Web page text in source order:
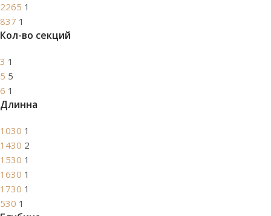
2265 1
837 1
Кол-во секций
3 1
5 5
6 1
Длинна
1030 1
1430 2
1530 1
1630 1
1730 1
530 1